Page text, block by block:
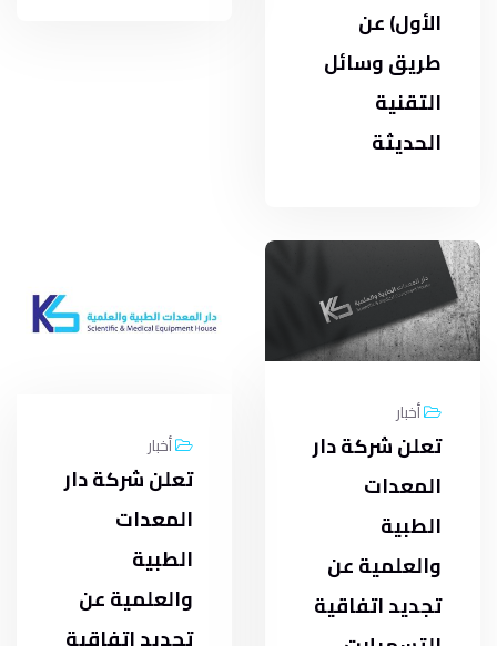
الأول) عن
طريق وسائل
التقنية
الحديثة
أخبار
تعلن شركة دار
المعدات
الطبية
والعلمية عن
تجديد اتفاقية
أخبار
تعلن شركة دار
المعدات
الطبية
والعلمية عن
تجديد اتفاقية